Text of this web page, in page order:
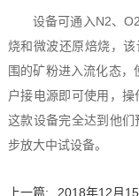
设备可通入N2、
烧和微波还原焙烧，
围的矿粉进入流化态
户接电源即可使用，
这款设备完全达到他
步放大中试设备。
上一篇:
2018年12月